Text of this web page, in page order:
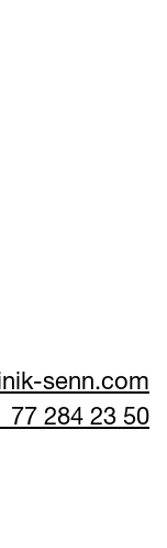
senn.com
77 284 23 50